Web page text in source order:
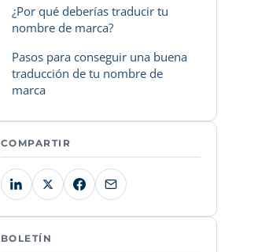
¿Por qué deberías traducir tu
nombre de marca?
Pasos para conseguir una buena
traducción de tu nombre de
marca
COMPARTIR
BOLETÍN